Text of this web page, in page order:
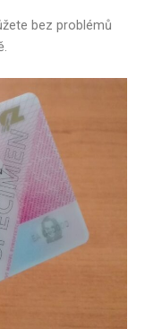
bez problémů